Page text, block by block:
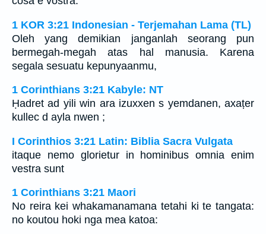
1 KOR 3:21 Indonesian - Terjemahan Lama (TL)
Oleh yang demikian janganlah seorang pun
bermegah-megah atas hal manusia. Karena
segala sesuatu kepunyaanmu,
1 Corinthians 3:21 Kabyle: NT
Ḥadret ad yili win ara izuxxen s yemdanen, axaṭer
kullec d ayla nwen ;
I Corinthios 3:21 Latin: Biblia Sacra Vulgata
itaque nemo glorietur in hominibus omnia enim
vestra sunt
1 Corinthians 3:21 Maori
No reira kei whakamanamana tetahi ki te tangata:
no koutou hoki nga mea katoa: